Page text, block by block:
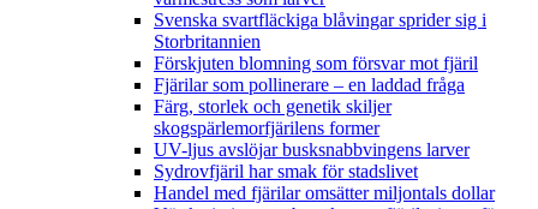
Svenska svartfläckiga blåvingar sprider sig i
Storbritannien
Förskjuten blomning som försvar mot fjäril
Fjärilar som pollinerare – en laddad fråga
Färg, storlek och genetik skiljer
skogspärlemorfjärilens former
UV-ljus avslöjar busksnabbvingens larver
Sydrovfjäril har smak för stadslivet
Handel med fjärilar omsätter miljontals dollar